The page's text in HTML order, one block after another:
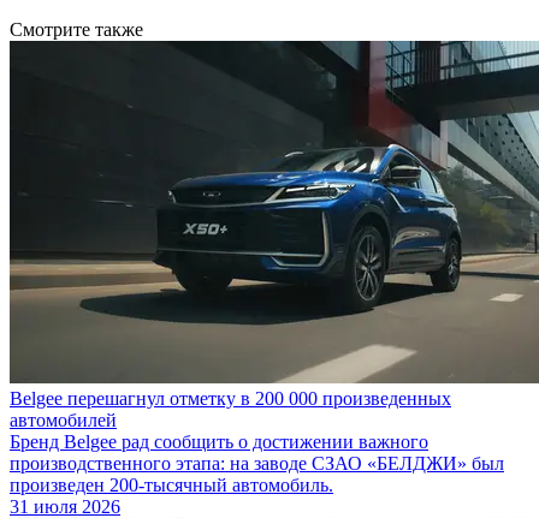
Смотрите также
Belgee перешагнул отметку в 200 000 произведенных
автомобилей
Бренд Belgee рад сообщить о достижении важного
производственного этапа: на заводе СЗАО «БЕЛДЖИ» был
произведен 200-тысячный автомобиль.
31 июля 2026